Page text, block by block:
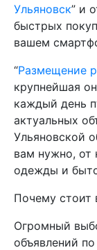
Ульяновск” и
быстрых
вашем
“Размещение
крупнейшая
каждый день
актуальных
Ульяновской
вам нужно, от
одежды и
Почему стоит
Огромный
объявлений